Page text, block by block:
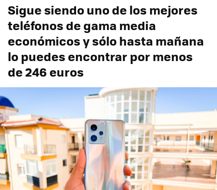
Sigue siendo uno de los mejores
teléfonos de gama media
económicos y sólo hasta mañana
lo puedes encontrar por menos
de 246 euros